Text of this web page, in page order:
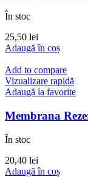
În stoc
25,50 lei
Adaugă în coș
Add to compare
Vizualizare rapidă
Adaugă la favorite
Membrana
În stoc
20,40 lei
Adaugă în coș